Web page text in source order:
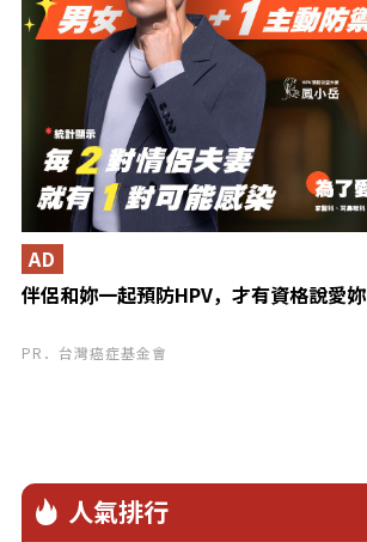
伴侶和妳一起預防HPV，才有資格說愛妳
AD
PR．台灣癌症基金會
人氣排行